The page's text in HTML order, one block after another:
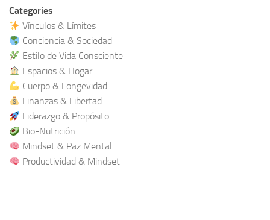
Categories
Vínculos & Límites
Conciencia & Sociedad
Estilo de Vida Consciente
Espacios & Hogar
Cuerpo & Longevidad
Finanzas & Libertad
Liderazgo & Propósito
Bio-Nutrición
Mindset & Paz Mental
Productividad & Mindset